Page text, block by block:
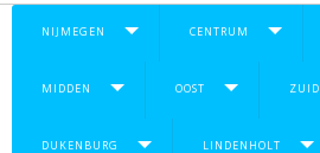
NIJMEGEN CENTRUM
MIDDEN OOST ZUID
DUKENBURG LINDENHOLT